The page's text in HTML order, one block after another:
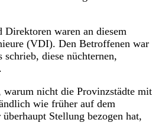
Direktoren waren an diesem
(VDI). Den Betroffenen war
diese nüchternen,
warum nicht die Provinzstädte mit
wie früher auf dem
Stellung bezogen hat,